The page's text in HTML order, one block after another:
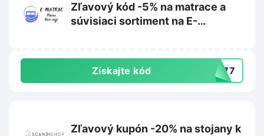
Zľavový kód -5% na matrace a
súvisiaci sortiment na E-
Získajte kód L777
Zľavový kupón -20% na stojany k